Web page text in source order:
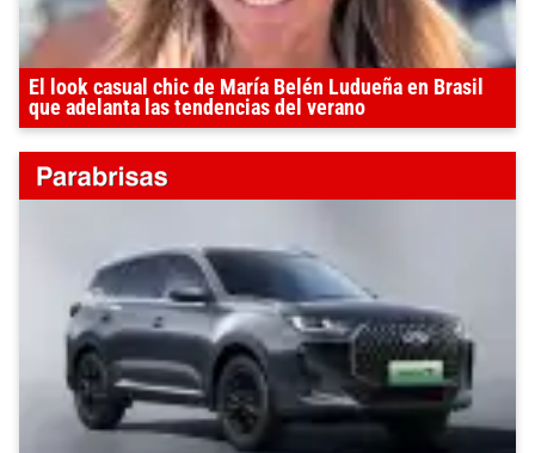
El look casual chic de María Belén Ludueña en Brasil
que adelanta las tendencias del verano